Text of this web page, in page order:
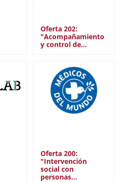
Oferta 202:
"Acompañamiento
y control de…
Oferta 200:
"Intervención
social con
personas…